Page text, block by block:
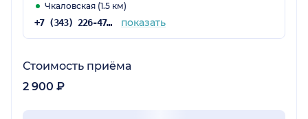
Чкаловская (1.5 км)
+7 (343) 226-47-61 показать
Стоимость приёма
2 900 ₽